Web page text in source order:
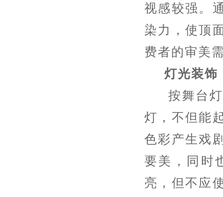
视感较强。
染力，使顶
费者的审美
灯光装饰
按舞台
灯，不但能
色彩产生戏
要美，同时
亮，但不应